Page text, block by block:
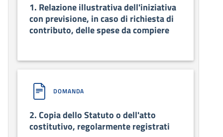
1. Relazione illustrativa dell'iniziativa
con previsione, in caso di richiesta di
contributo, delle spese da compiere
DOMANDA
2. Copia dello Statuto o dell'atto
costitutivo, regolarmente registrati